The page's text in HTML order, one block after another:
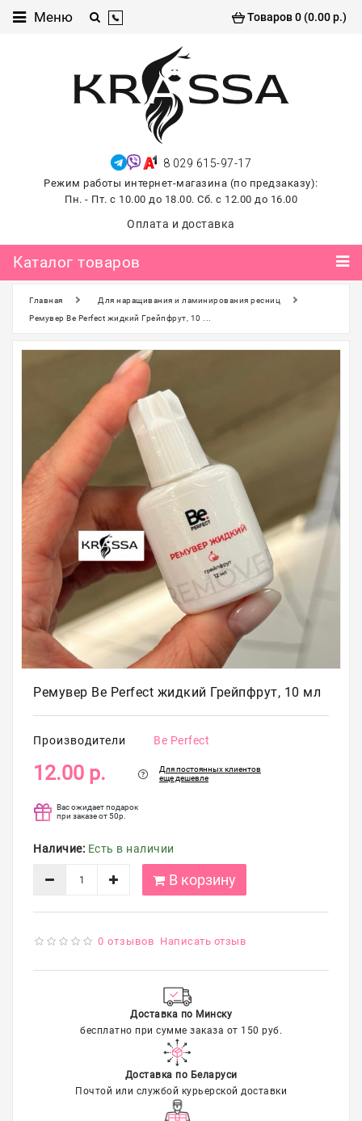
Меню Товаров 0 (0.00 р.)
8 029 615-97-17
Режим работы интернет-магазина (по предзаказу):
Пн. - Пт. с 10.00 до 18.00. Сб. с 12.00 до 16.00
Оплата и доставка
Каталог товаров
Каталог
и
педикюра
Для
наращивания и
ресниц
волос
Для
депиляции
Электрооборудование
Парафинотерапия
Для
тату
Подарочные
Подарочная
Распродажа
Главная
Для наращивания и ламинирования ресниц
Ремувер Be Perfect жидкий Грейпфрут, 10 ...
Ремувер Be Perfect жидкий Грейпфрут, 10 мл
Производители Be Perfect
12.00 р.
Для постоянных клиентов
еще дешевле
Вас ожидает подарок
при заказе от 50р.
Наличие: Есть в наличии
В корзину
0 отзывов Написать отзыв
Доставка по Минску
бесплатно при сумме заказа от 150 руб.
Доставка по Беларуси
Почтой или службой курьерской доставки